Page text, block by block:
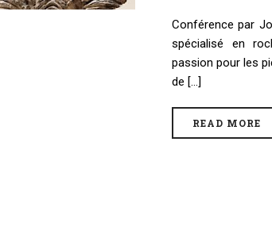
Conférence par
spécialisé en
passion pour les
de [...]
READ MORE